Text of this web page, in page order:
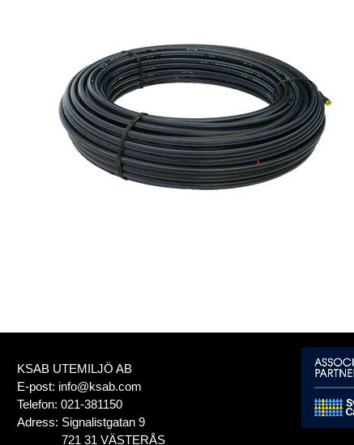
KSAB UTEMILJÖ AB
E-post: info@ksab.com
Telefon: 021-381150
Adress: Signalistgatan 9
721 31 VÄSTERÅS